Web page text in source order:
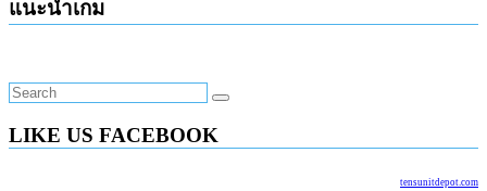
แนะนำเกม
LIKE US FACEBOOK
tensunitdepot.com